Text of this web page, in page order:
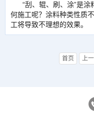
“刮、辊、刷、涂”是涂
何施工呢？涂料种类性质
工将导致不理想的效果
首页 上